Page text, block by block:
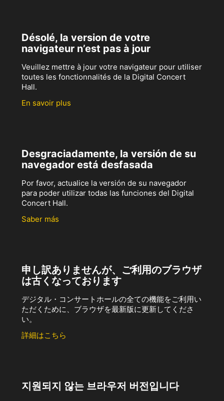
Désolé, la version de votre
navigateur n’est pas à jour
Veuillez mettre à jour votre navigateur pour utiliser
toutes les fonctionnalités de la Digital Concert
Hall.
En savoir plus
Desgraciadamente, la versión de su
navegador está desfasada
Por favor, actualice la versión de su navegador
para poder utilizar todas las funciones del Digital
Concert Hall.
Saber más
申し訳ありませんが、ご利用のブラウザ
は古くなっております
デジタル・コンサートホールの全ての機能をご利用い
ただくために、ブラウザを最新版に更新してくださ
い。
詳細はこちら
지원되지 않는 브라우저 버전입니다